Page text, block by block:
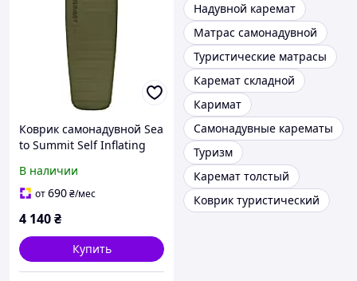
Коврик самонадувной Sea
to Summit Self Inflating
Moss Regular STS
AMSICAPLR
В наличии
от690₴/мес
4 140₴
Купить
Надувной каремат
Матрас самонадувной
Туристические матрасы
Каремат складной
Каримат
Самонадувные карематы
Туризм
Каремат толстый
Коврик туристический